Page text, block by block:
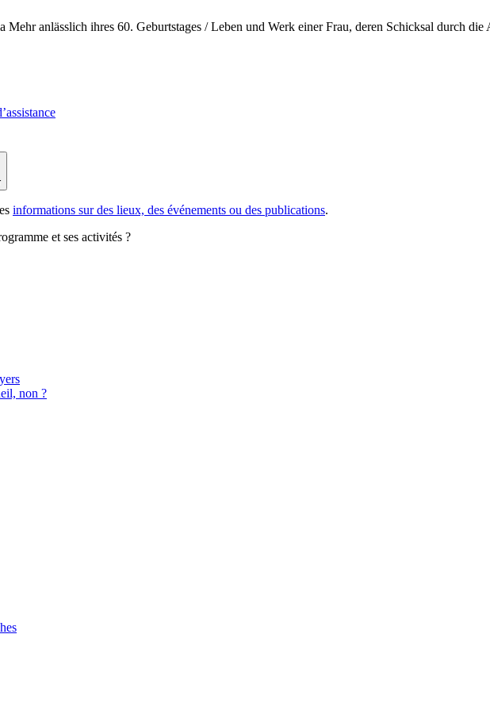
Mehr anlässlich ihres 60. Geburtstages / Leben und Werk einer Frau, deren Schicksal durch
informations sur des lieux, des événements ou des publications.
et ses activités ?
non ?